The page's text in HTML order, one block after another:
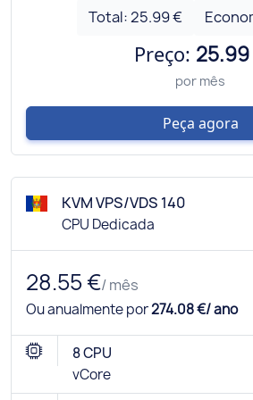
Total:25.99 €
Preço:
por mês
Peça agora
KVM VPS/VDS 140
CPU Dedicada
28.55 €/ mês
Ou anualmente por274.08 €/ ano
8 CPU
vCore